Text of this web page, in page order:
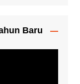
Baru